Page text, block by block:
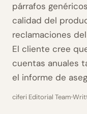
párrafos
calidad del
reclamaciones
El cliente cree
cuentas anuales
el informe de
ciferi Editorial Team